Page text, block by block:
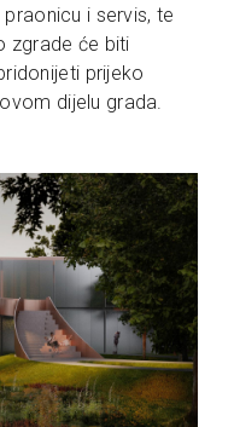
i servis, te
zgrade će biti
prijeko
dijelu grada.